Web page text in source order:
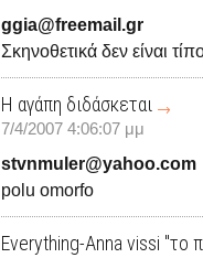
ggia@freemail.gr
Σκηνοθετικά δεν είναι
Η αγάπη διδάσκεται
7/4/2007 4:06:07 μμ
stvnmuler@yahoo.com
polu omorfo
Everything-Anna vissi "το